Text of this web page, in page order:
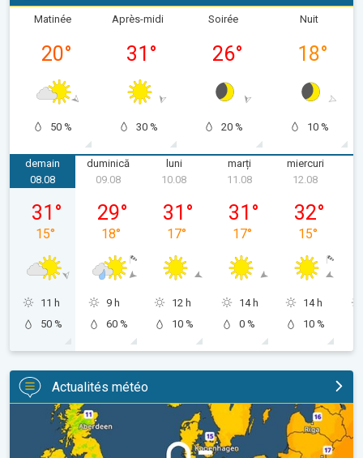
Matinée
20°
50 %
Après-midi
31 °
30 %
Soirée
26°
20 %
Nuit
18°
10 %
demain
sâmbătă, 08.08
08.08
31 °
15°
11 h
50 %
duminică
09.08
29°
18°
9 h
60 %
luni
10.08
31 °
17°
12 h
10 %
marți
11.08
31 °
17°
14 h
0 %
miercuri
12.08
32°
15°
14 h
10 %
Actualités météo
Des nuits plus fraîches en perspective. Europe occidentale. . .